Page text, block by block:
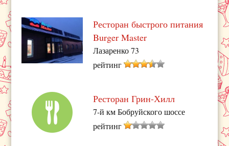
Ресторан быстрого питания
Burger Master
Лазаренко 73
рейтинг
Ресторан Грин-Хилл
7-й км Бобруйского шоссе
рейтинг